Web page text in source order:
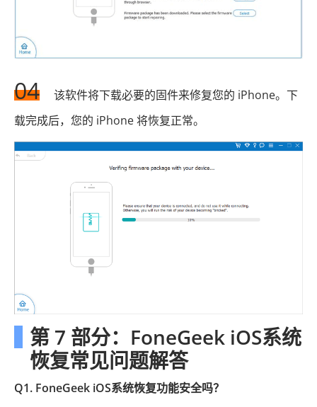
04
该软件将下载必要的固件来修复您的 iPhone。下
载完成后，您的 iPhone 将恢复正常。
第 7 部分：FoneGeek iOS系统
恢复常见问题解答
Q1. FoneGeek iOS系统恢复功能安全吗？